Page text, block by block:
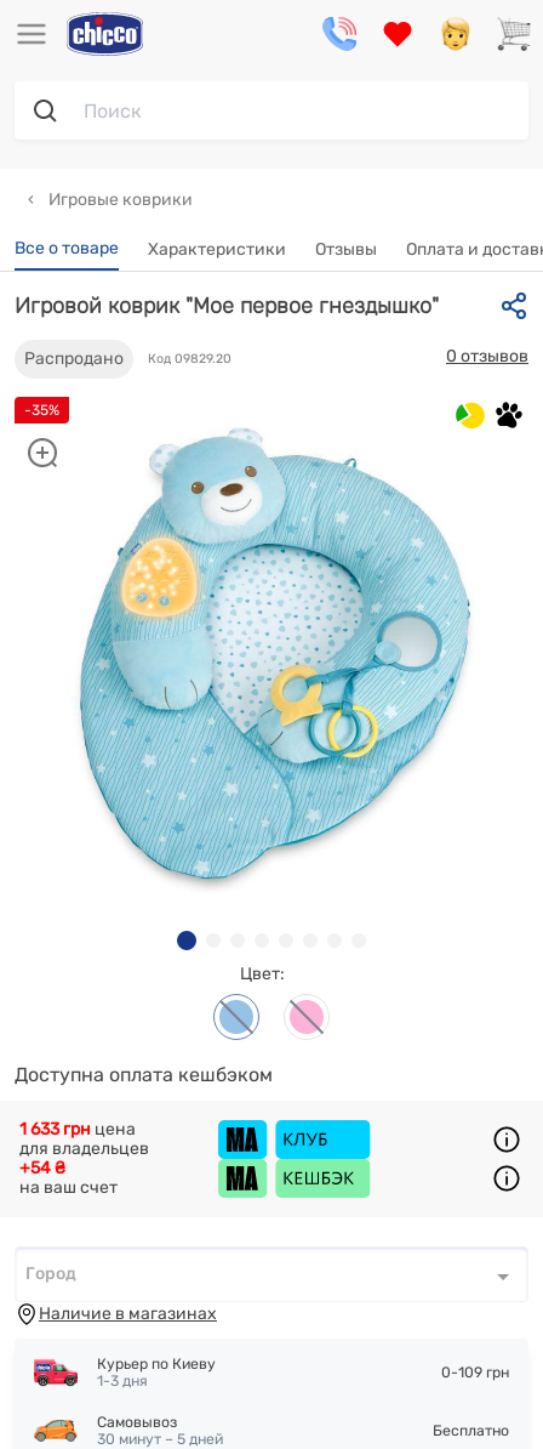
Игровые коврики
Все о товаре Характеристики Отзывы Оплата и
-35%
Игровой коврик "Мое первое гнездышко"
Распродано Код 09829.20 0 отзывов
Цвет:
Доступна оплата кешбэком
+54 ₴
на ваш счет
1 633 грн цена
для владельцев
Город*
Город
Наличие в магазинах
Курьер по Киеву
1-3 дня
0-109 грн
Самовывоз
30 минут – 5 дней
Бесплатно